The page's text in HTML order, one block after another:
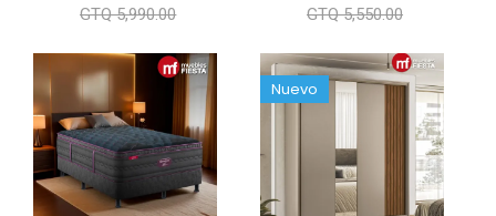
GTQ 5,990.00
GTQ 5,550.00
Nuevo